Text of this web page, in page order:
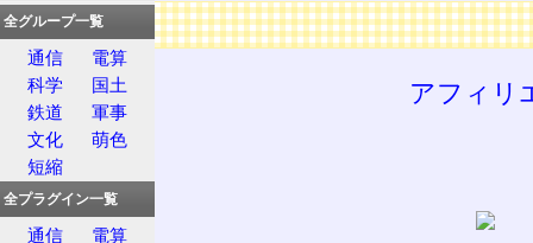
広告
アフィリ
全グループ一覧
通信
電算
科学
国土
鉄道
軍事
文化
萌色
短縮
全プラグイン一覧
通信
電算